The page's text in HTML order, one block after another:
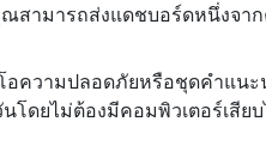
สามารถส่งแดชบอร์ดหนึ่งจา
ความปลอดภัยหรือชุดคำแนะ
ดยไม่ต้องมีคอมพิวเตอร์เสียบ